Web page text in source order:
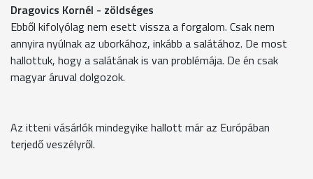
Dragovics Kornél - zöldséges
Ebből kifolyólag nem esett vissza a forgalom. Csak nem
annyira nyúlnak az uborkához, inkább a salátához. De most
hallottuk, hogy a salátának is van problémája. De én csak
magyar áruval dolgozok.
Az itteni vásárlók mindegyike hallott már az Európában
terjedő veszélyről.